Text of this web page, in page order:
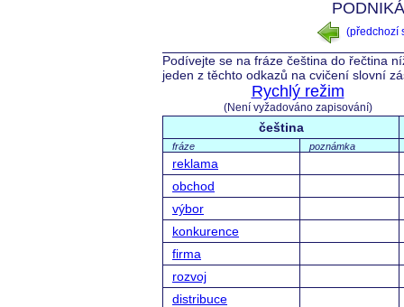
(předchozí
Podívejte se na fráze čeština do řečtina
jeden z těchto odkazů na cvičení slovní
Rychlý režim
(Není vyžadováno zapisování)
čeština
fráze poznámka
reklama
obchod
výbor
konkurence
firma
rozvoj
distribuce